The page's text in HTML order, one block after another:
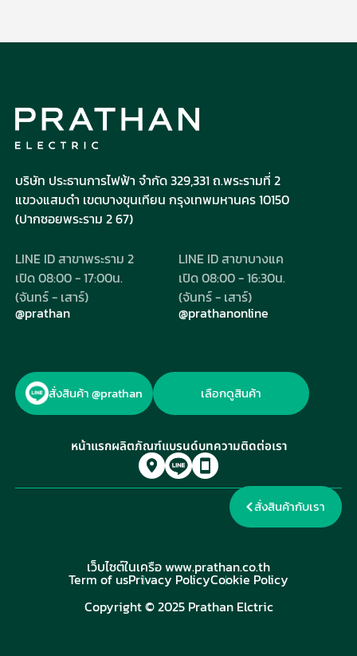
สินค้า
ผ่าน
ไลน์
สาขา
ของ
เรา
สั่งสินค้ากับเรา
บริษัท ประธานการไฟฟ้า จำกัด 329,331 ถ.พระรามที่ 2
แขวงแสมดำ เขตบางขุนเทียน กรุงเทพมหานคร 10150
(ปากซอยพระราม 2 67)
สั่งสินค้า @prathan เลือกดูสินค้า
LINE ID สาขาพระราม 2
เปิด 08:00 - 17:00น.
(จันทร์ - เสาร์)
@prathan
LINE ID สาขาบางแค
เปิด 08:00 - 16:30น.
(จันทร์ - เสาร์)
@prathanonline
หน้าแรกผลิตภัณฑ์แบรนด์บทความติดต่อเรา
เว็บไซต์ในเครือwww.prathan.co.th
Copyright © 2025 Prathan Elctric
Term of usPrivacy PolicyCookie Policy